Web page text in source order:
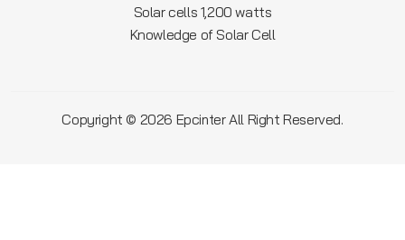
Solar cells 1,200 watts
Knowledge of Solar Cell
Copyright © 2026 EpcinterAll Right Reserved.